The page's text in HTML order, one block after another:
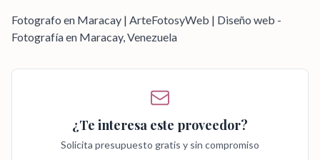
Fotografo en Maracay | ArteFotosyWeb | Diseño web -
Fotografía en Maracay, Venezuela
¿Te interesa este proveedor?
Solicita presupuesto gratis y sin compromiso